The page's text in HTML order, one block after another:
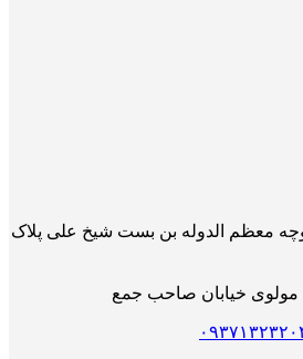
معظم الدوله بن بست شیخ علی پلاک
مولوی خیابان صاحب جمع